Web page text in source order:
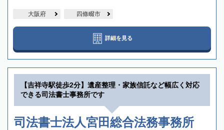
大阪府 四條畷市
詳細を見る
【吉祥寺駅徒歩2分】遺産整理・家族信託など幅広く対応
できる司法書士事務所です
司法書士法人宮田総合法務事務所